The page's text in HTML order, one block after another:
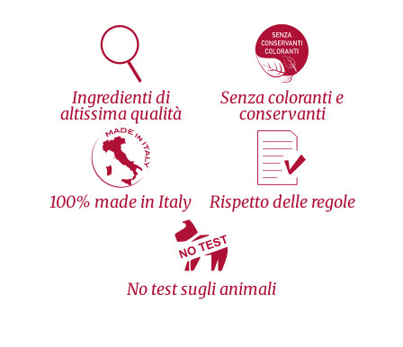
Ingredienti di
altissima qualità
Senza coloranti e
conservanti
100% made in Italy Rispetto delle regole
No test sugli animali